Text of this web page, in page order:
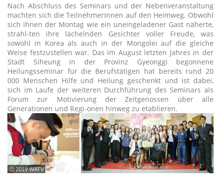
Nach Abschluss des Seminars und der Nebenveranstaltung
machten sich die TeilnehmerInnen auf den Heimweg. Obwohl
sich ihnen der Montag wie ein uneingeladener Gast näherte,
strahl-ten ihre lächelnden Gesichter voller Freude, was
sowohl in Korea als auch in der Mongolei auf die gleiche
Weise festzustellen war. Das im August letzten Jahres in der
Stadt Siheung in der Provinz Gyeonggi begonnene
Heilungsseminar für die Berufstätigen hat bereits rund 20
000 Menschen Hilfe und Heilung geschenkt und ist dabei,
sich im Laufe der weiteren Durchführung des Seminars als
Forum zur Motivierung der Zeitgenossen über alle
Generationen und Regi-onen hinweg zu etablieren.
ⓒ 2019 WATV